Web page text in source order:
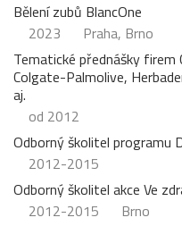
Bělení zubů BlancOne
2023
Praha, Brno
Tematické přednášky firem
Colgate-Palmolive,
aj.
od 2012
Odborný školitel programu
2012-2015
Odborný školitel akce Ve
2012-2015
Brno